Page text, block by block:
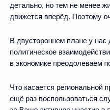
детально, но тем не менее
движется вперёд. Поэтому
В двустороннем плане у
политическое
в экономике преодолеваем
Что касается региональной
ещё раз воспользоваться